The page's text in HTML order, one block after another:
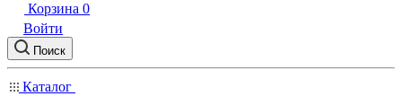
Корзина 0
Войти
Поиск
Каталог